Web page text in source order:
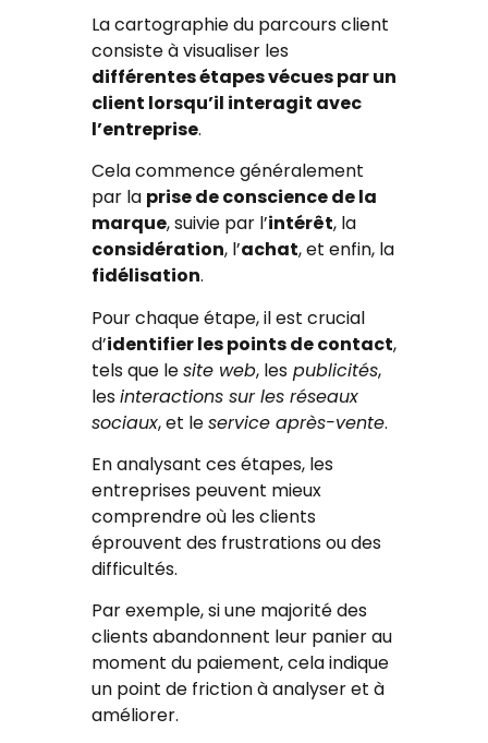
La cartographie du parcours client
consiste à visualiser les
différentes étapes vécues par un
client lorsqu’il interagit avec
l’entreprise.
Cela commence généralement
par la prise de conscience de la
marque, suivie par l’intérêt, la
considération, l’achat, et enfin, la
fidélisation.
Pour chaque étape, il est crucial
d’identifier les points de contact,
tels que lesite web, les publicités,
lesinteractions sur les réseaux
sociaux, et leservice après-vente.
En analysant ces étapes, les
entreprises peuvent mieux
comprendre où les clients
éprouvent des frustrations ou des
difficultés.
Par exemple, si une majorité des
clients abandonnent leur panier au
moment du paiement, cela indique
un point de friction à analyser et à
améliorer.